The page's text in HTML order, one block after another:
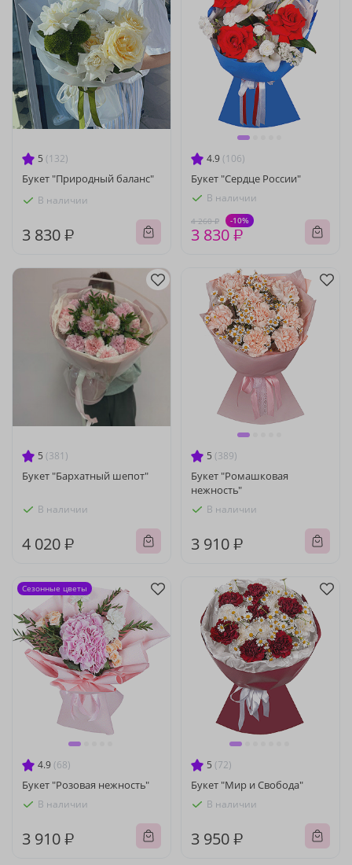
5 (132)
Букет "Природный баланс"
В наличии
3 830 ₽
4.9 (106)
Букет "Сердце России"
В наличии
4 260 ₽ -10%
3 830 ₽
5 (381)
Букет "Бархатный шепот"
В наличии
4 020 ₽
5 (389)
Букет "Ромашковая
нежность"
В наличии
3 910 ₽
4.9 (68)
Букет "Розовая нежность"
В наличии
3 910 ₽
Сезонные цветы
5 (72)
Букет "Мир и Свобода"
В наличии
3 950 ₽